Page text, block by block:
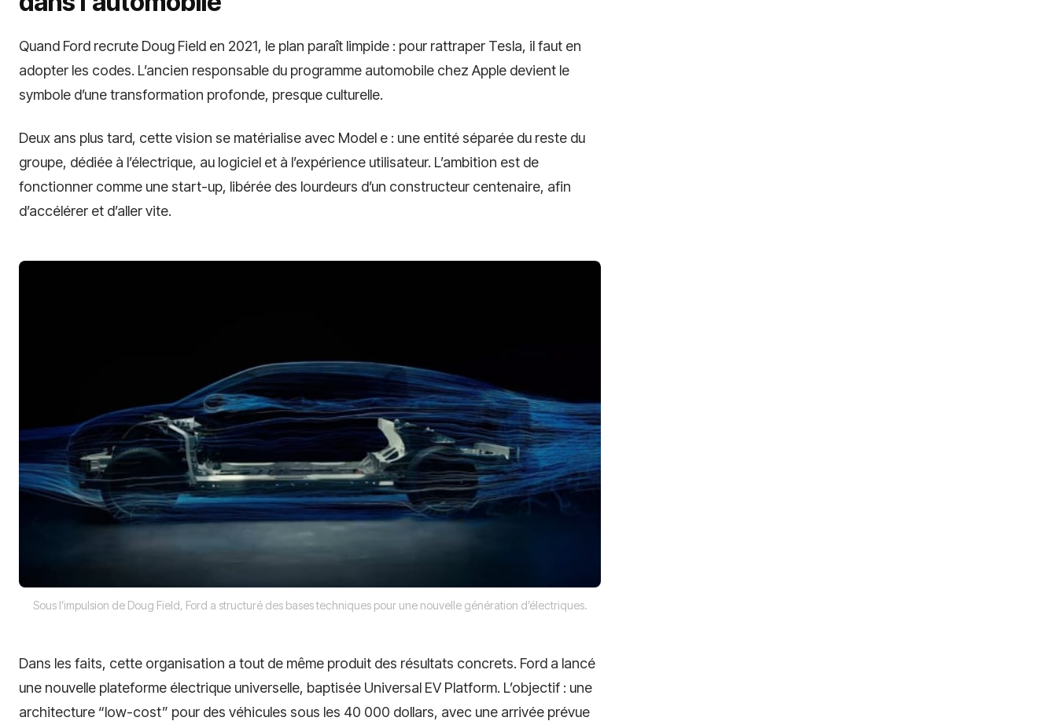
Quand Ford recrute Doug Field en 2021, le plan paraît limpide : pour rattraper Tesla, il faut en
adopter les codes. L’ancien responsable du programme automobile chez Apple devient le
symbole d’une transformation profonde, presque culturelle.
Deux ans plus tard, cette vision se matérialise avec Model e : une entité séparée du reste du
groupe, dédiée à l’électrique, au logiciel et à l’expérience utilisateur. L’ambition est de
fonctionner comme une start-up, libérée des lourdeurs d’un constructeur centenaire, afin
d’accélérer et d’aller vite.
Sous l’impulsion de Doug Field, Ford a structuré des bases techniques pour une nouvelle génération d’électriques.
Dans les faits, cette organisation a tout de même produit des résultats concrets. Ford a lancé
une nouvelle plateforme électrique universelle, baptisée Universal EV Platform. L’objectif : une
architecture “low-cost” pour des véhicules sous les 40 000 dollars, avec une arrivée prévue